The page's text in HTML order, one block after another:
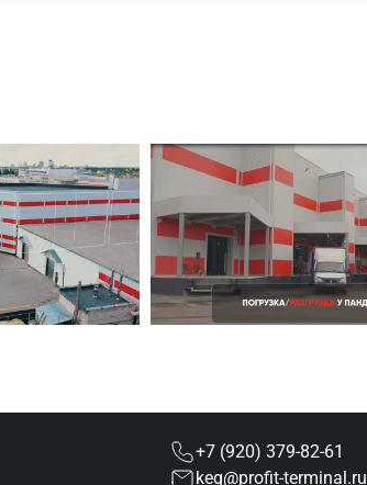
+7 (920) 379-82-61
keg@profit-terminal.ru